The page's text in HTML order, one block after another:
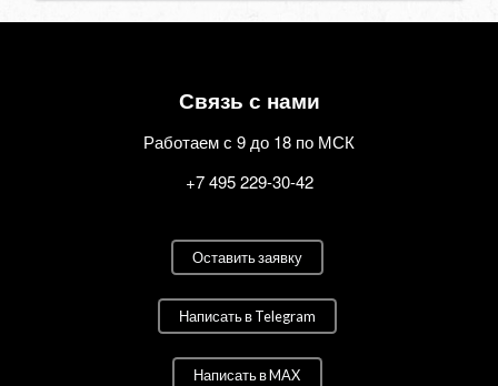
Связь с нами
Работаем с 9 до 18 по МСК
+7 495 229-30-42
Оставить заявку
Написать в Telegram
Написать в MAX